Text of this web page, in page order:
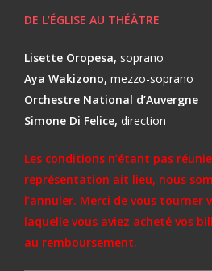
DE L’ÉGLISE AU THÉÂTRE
Lisette Oropesa, soprano
Aya Wakizono, mezzo-soprano
Orchestre National d’Auvergne
Simone Di Felice, direction
Les conditions n’étant pas
représentation ait lieu, nous
l’annuler. Merci de vous
laquelle vous aviez acheté vos
au remboursement.